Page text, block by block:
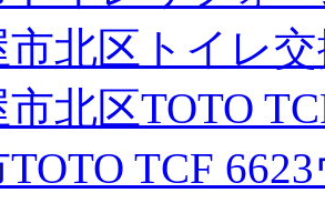
市北区トイレ
北区TOTO
TOTO TCF